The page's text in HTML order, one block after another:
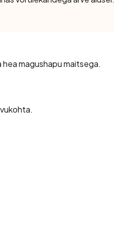
hea magushapu maitsega.